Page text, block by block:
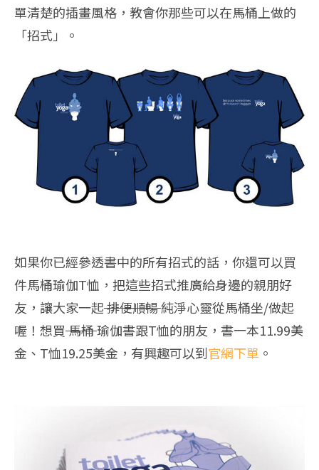
單清楚的插畫風格，教會你那些可以在馬桶上做的
「招式」。
如果你已經參透書中的所有招式的話，你還可以買
件馬桶瑜伽T恤，把這些招式推廣給身邊的親朋好
友，讓大家一起排便順暢純淨心靈從馬桶坐/做起
喔！想買馬桶瑜伽書跟T恤的朋友，書一本11.99美
金、T恤19.25美金，有興趣可以到官網下單 。